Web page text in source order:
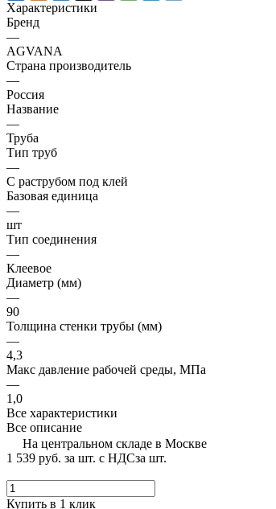
Характеристики
Бренд
—
AGVANA
Страна производитель
—
Россия
Название
—
Труба
Тип труб
—
С раструбом под клей
Базовая единица
—
шт
Тип соединения
—
Клеевое
Диаметр (мм)
—
90
Толщина стенки трубы (мм)
—
4,3
Макс давление рабочей среды, МПа
—
1,0
Все характеристики
Все описание
На центральном складе в Москве
1 539 руб. за шт. с НДСза шт.
Купить в 1 клик